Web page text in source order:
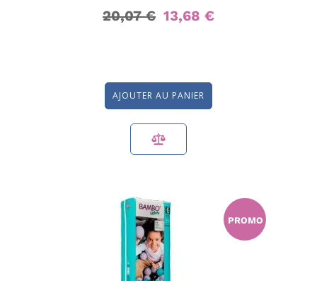
20,07 € 13,68 €
AJOUTER AU PANIER
PROMO